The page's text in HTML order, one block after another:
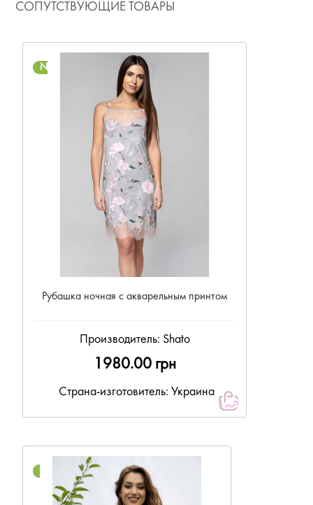
СОПУТСТВУЮЩИЕ ТОВАРЫ
NEW
Рубашка ночная с акварельным принтом
Производитель: Shato
1980.00 грн
Страна-изготовитель: Украина